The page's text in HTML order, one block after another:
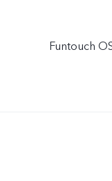
Funtouch